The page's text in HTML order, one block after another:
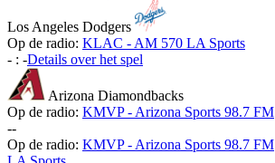
Los Angeles Dodgers
Op de radio: KLAC - AM 570 LA Sports
- : -Details over het spel
Arizona Diamondbacks
Op de radio: KMVP - Arizona Sports 98.7 FM
--
Op de radio: KMVP - Arizona Sports 98.7 FM